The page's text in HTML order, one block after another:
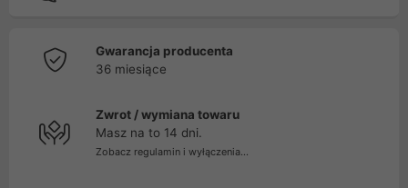
Gwarancja producenta
36 miesiące
Zwrot / wymiana towaru
Masz na to 14 dni.
Zobacz regulamin i wyłączenia...